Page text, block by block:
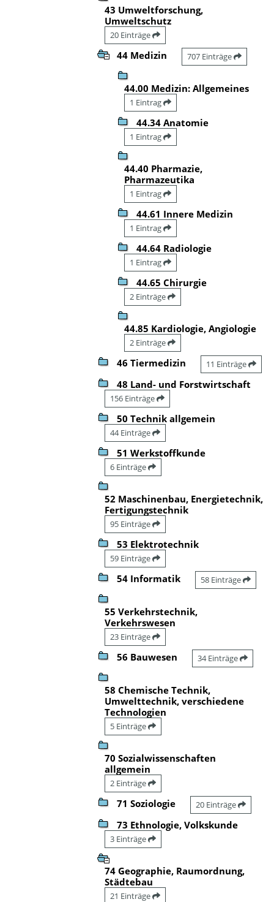
43 Umweltforschung,
Umweltschutz
20 Einträge
44 Medizin 707 Einträge
44.00 Medizin: Allgemeines
1 Eintrag
44.34 Anatomie
1 Eintrag
44.40 Pharmazie,
Pharmazeutika
1 Eintrag
44.61 Innere Medizin
1 Eintrag
44.64 Radiologie
1 Eintrag
44.65 Chirurgie
2 Einträge
44.85 Kardiologie, Angiologie
2 Einträge
46 Tiermedizin 11 Einträge
48 Land- und Forstwirtschaft
156 Einträge
50 Technik allgemein
44 Einträge
51 Werkstoffkunde
6 Einträge
52 Maschinenbau, Energietechnik,
Fertigungstechnik
95 Einträge
53 Elektrotechnik
59 Einträge
54 Informatik 58 Einträge
55 Verkehrstechnik,
Verkehrswesen
23 Einträge
56 Bauwesen 34 Einträge
58 Chemische Technik,
Umwelttechnik, verschiedene
Technologien
5 Einträge
70 Sozialwissenschaften
allgemein
2 Einträge
71 Soziologie 20 Einträge
73 Ethnologie, Volkskunde
3 Einträge
74 Geographie, Raumordnung,
Städtebau
21 Einträge